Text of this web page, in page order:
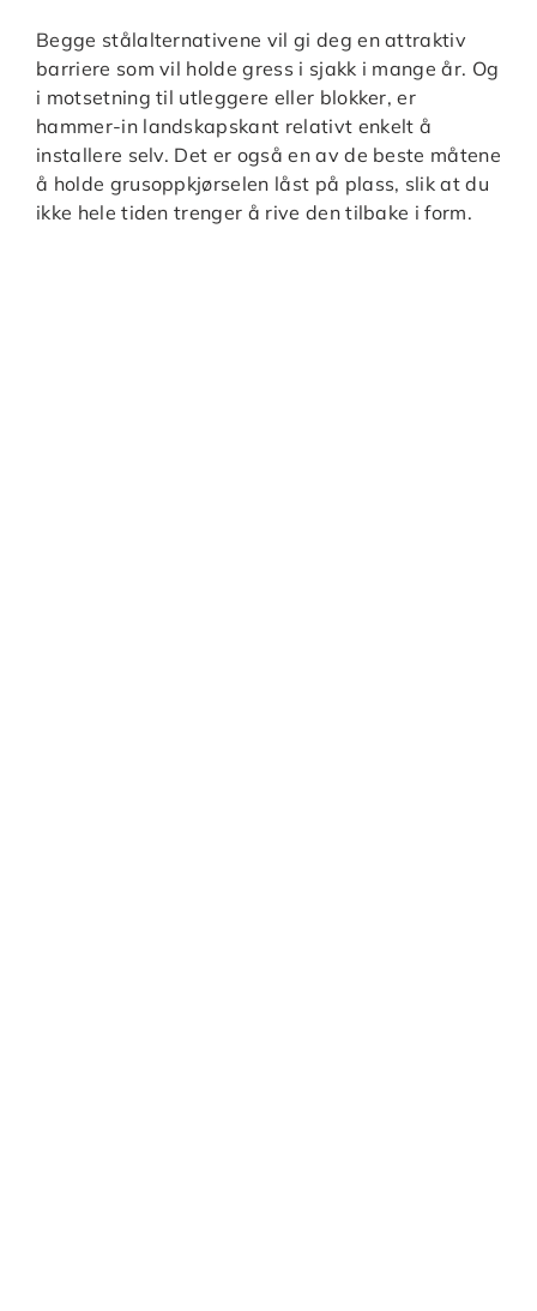
Begge stålalternativene vil gi deg en attraktiv
barriere som vil holde gress i sjakk i mange år. Og
i motsetning til utleggere eller blokker, er
hammer-in landskapskant relativt enkelt å
installere selv. Det er også en av de beste måtene
å holde grusoppkjørselen låst på plass, slik at du
ikke hele tiden trenger å rive den tilbake i form.